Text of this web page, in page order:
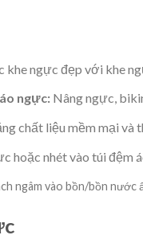
ngực đẹp với khe
ngực: Nâng ngực,
chất liệu mềm mại và
hoặc nhét vào túi đệm
ngâm vào bồn/bồn